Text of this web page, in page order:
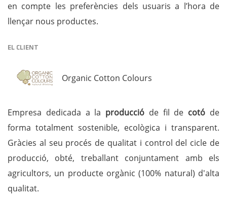
en compte les preferències dels usuaris a l’hora de
llençar nous productes.
EL CLIENT
Organic Cotton Colours
Empresa dedicada a la producció de fil de cotó de
forma totalment sostenible, ecològica i transparent.
Gràcies al seu procés de qualitat i control del cicle de
producció, obté, treballant conjuntament amb els
agricultors, un producte orgànic (100% natural) d'alta
qualitat.